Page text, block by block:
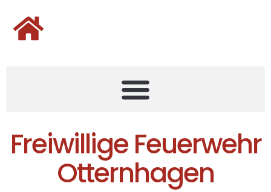
Freiwillige Feuerwehr
Otternhagen